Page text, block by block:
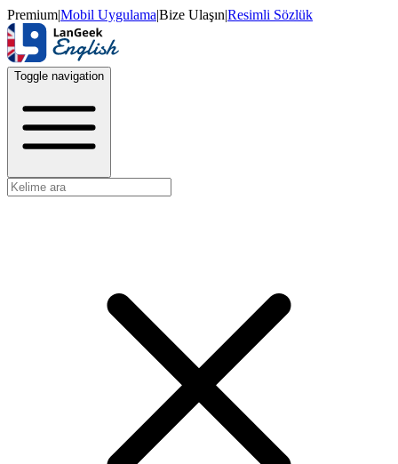
Premium|Mobil Uygulama|Bize Ulaşın|Resimli Sözlük
Toggle navigation